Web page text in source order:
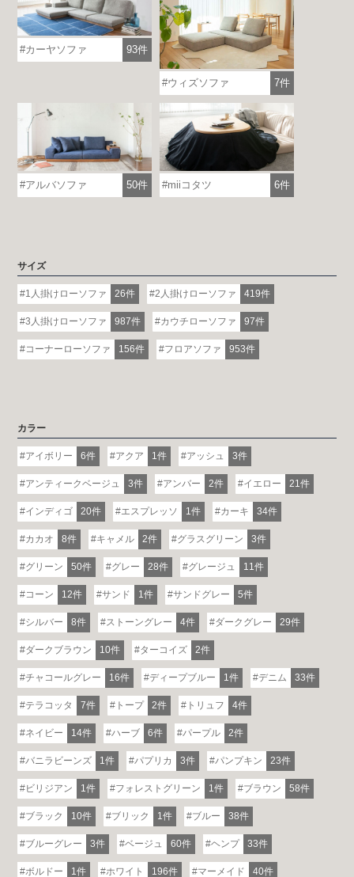
※一部日時は予約制
詳しくはこちら
カーヤソファ 93件
ウィズソファ 7件
アルバソファ 50件 miiコタツ 6件
サイズ
1人掛けローソファ 26件 2人掛けローソファ 419件
3人掛けローソファ 987件 カウチローソファ 97件
コーナーローソファ 156件 フロアソファ 953件
カラー
アイボリー 6件 アクア 1件 アッシュ 3件
アンティークベージュ 3件 アンバー 2件 イエロー 21件
インディゴ 20件 エスプレッソ 1件 カーキ 34件
カカオ 8件 キャメル 2件 グラスグリーン 3件
グリーン 50件 グレー 28件 グレージュ 11件
コーン 12件 サンド 1件 サンドグレー 5件
シルバー 8件 ストーングレー 4件 ダークグレー 29件
ダークブラウン 10件 ターコイズ 2件
チャコールグレー 16件 ディープブルー 1件 デニム 33件
テラコッタ 7件 トープ 2件 トリュフ 4件
ネイビー 14件 ハーブ 6件 パープル 2件
バニラビーンズ 1件 パプリカ 3件 パンプキン 23件
ビリジアン 1件 フォレストグリーン 1件 ブラウン 58件
ブラック 10件 ブリック 1件 ブルー 38件
ブルーグレー 3件 ベージュ 60件 ヘンプ 33件
ボルドー 1件 ホワイト 196件 マーメイド 40件